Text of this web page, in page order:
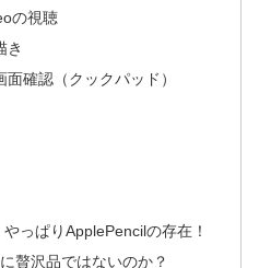
の視聴
き
確認（クックパッド）
っぱりApplePencilの存在！
贅沢品ではないのか？